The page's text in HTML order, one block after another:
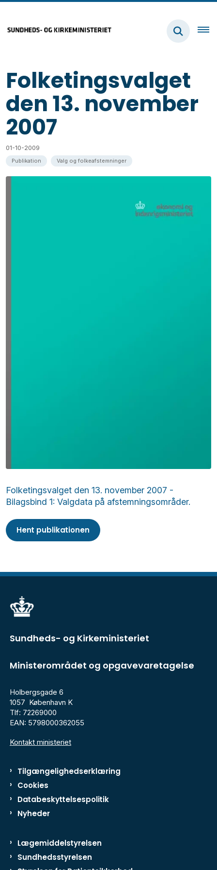
Folketingsvalget
den 13. november
2007
01-10-2009
Publikation Valg og folkeafstemninger
Folketingsvalget den 13. november 2007 -
Bilagsbind 1: Valgdata på afstemningsområder.
Hent publikationen
Sundheds- og Kirkeministeriet
Ministerområdet og opgavevaretagelse
Holbergsgade 6
1057 København K
Tlf: 72269000
EAN: 5798000362055
Kontakt ministeriet
Tilgængelighedserklæring
Cookies
Databeskyttelsespolitik
Nyheder
Lægemiddelstyrelsen
Sundhedsstyrelsen